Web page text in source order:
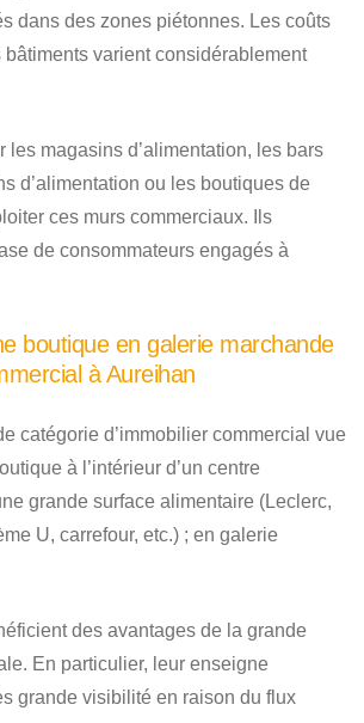
dans des zones piétonnes. Les coûts
varient considérablement
les magasins d’alimentation, les bars
d’alimentation ou les boutiques de
ces murs commerciaux. Ils
de consommateurs engagés à
boutique en galerie marchande
à Aureihan
catégorie d’immobilier commercial vue
à l’intérieur d’un centre
grande surface alimentaire (Leclerc,
U, carrefour, etc.) ; en galerie
des avantages de la grande
En particulier, leur enseigne
grande visibilité en raison du flux